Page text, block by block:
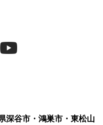
深谷市・鴻巣市・東松山